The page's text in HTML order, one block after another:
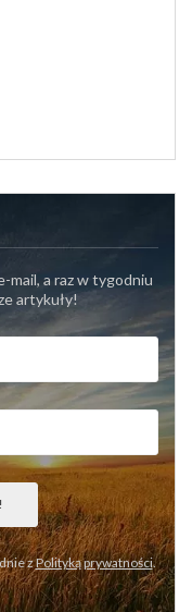
mail, a raz w tygodniu
artykuły!
zPolityką prywatności.